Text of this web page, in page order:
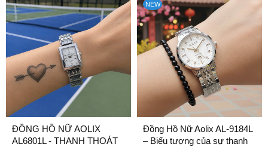
ĐỒNG HỒ NỮ AOLIX
AL6801L - THANH THOÁT
NEW
Đồng Hồ Nữ Aolix AL-9184L
– Biểu tượng của sự thanh